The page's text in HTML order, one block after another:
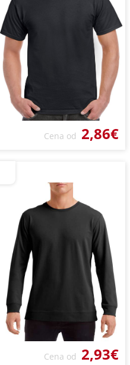
Cena od 2,86€
Cena od 2,93€